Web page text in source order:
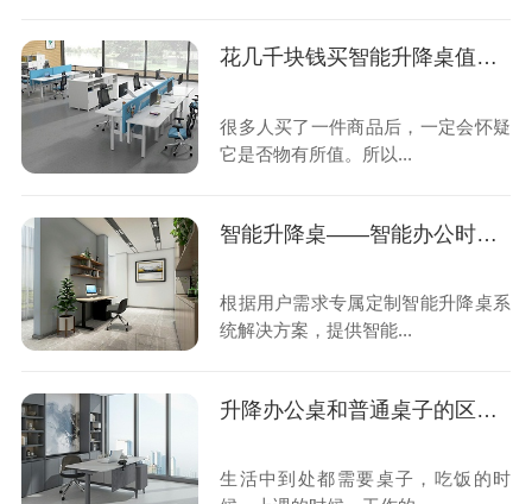
花几千块钱买智能升降桌值得吗？
很多人买了一件商品后，一定会怀疑
它是否物有所值。所以...
智能升降桌——智能办公时代的标志
根据用户需求专属定制智能升降桌系
统解决方案，提供智能...
升降办公桌和普通桌子的区别是什么？
生活中到处都需要桌子，吃饭的时